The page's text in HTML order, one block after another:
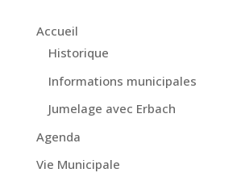
Accueil
Historique
Informations municipales
Jumelage avec Erbach
Agenda
Vie Municipale